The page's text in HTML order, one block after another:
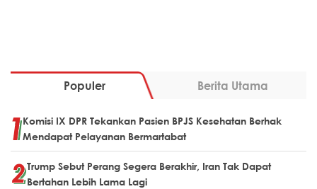
Populer Berita Utama
Komisi IX DPR Tekankan Pasien BPJS Kesehatan Berhak
Mendapat Pelayanan Bermartabat
Trump Sebut Perang Segera Berakhir, Iran Tak Dapat
Bertahan Lebih Lama Lagi